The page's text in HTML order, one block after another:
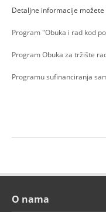
Detaljne informacije
Program "Obuka i rad kod
Program Obuka za tržište
Programu sufinanciranja
O nama